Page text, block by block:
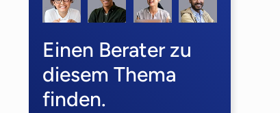
Einen Berater zu
diesem Thema
finden.